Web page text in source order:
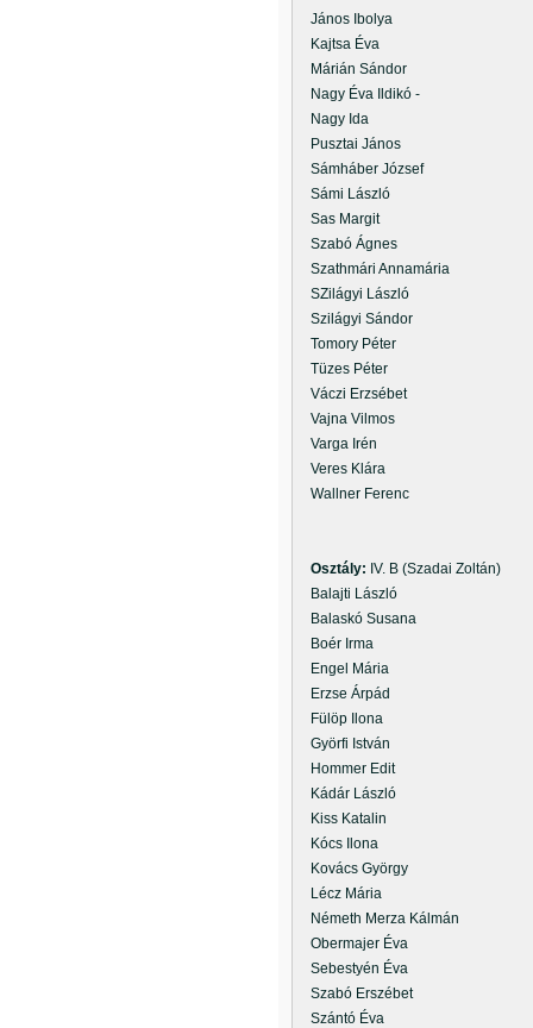
János Ibolya
Kajtsa Éva
Márián Sándor
Nagy Éva Ildikó -
Nagy Ida
Pusztai János
Sámháber József
Sámi László
Sas Margit
Szabó Ágnes
Szathmári Annamária
SZilágyi László
Szilágyi Sándor
Tomory Péter
Tüzes Péter
Váczi Erzsébet
Vajna Vilmos
Varga Irén
Veres Klára
Wallner Ferenc
Osztály: IV. B (Szadai Zoltán)
Balajti László
Balaskó Susana
Boér Irma
Engel Mária
Erzse Árpád
Fülöp Ilona
Györfi István
Hommer Edit
Kádár László
Kiss Katalin
Kócs Ilona
Kovács György
Lécz Mária
Németh Merza Kálmán
Obermajer Éva
Sebestyén Éva
Szabó Erszébet
Szántó Éva